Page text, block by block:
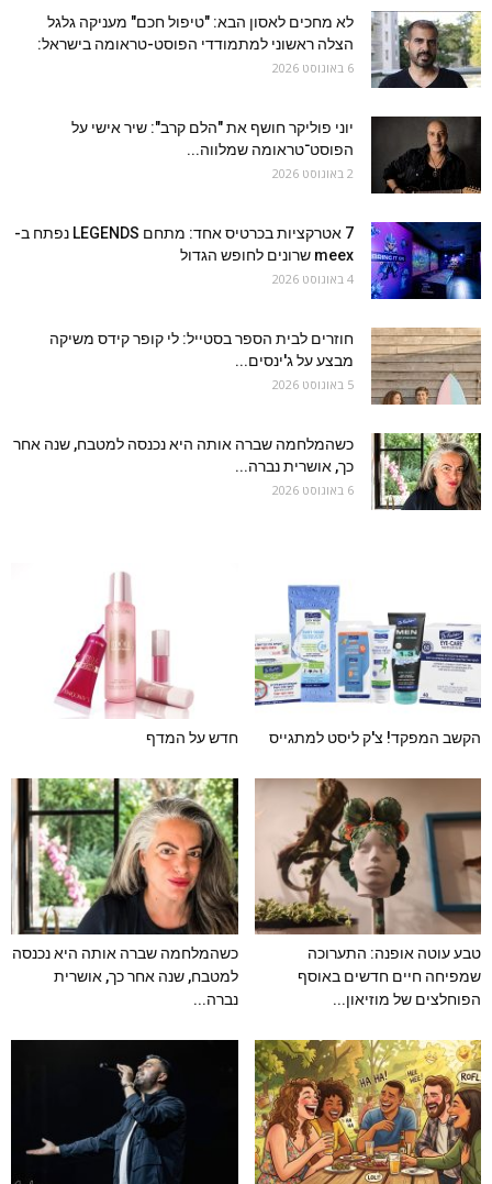
לא מחכים לאסון הבא: "טיפול חכם" מעניקה גלגל
הצלה ראשוני למתמודדי הפוסט-טראומה בישראל:
6 באוגוסט 2026
יוני פוליקר חושף את "הלם קרב": שיר אישי על
הפוסט־טראומה שמלווה...
2 באוגוסט 2026
7 אטרקציות בכרטיס אחד: מתחם LEGENDS נפתח ב-
meex שרונים לחופש הגדול
4 באוגוסט 2026
חוזרים לבית הספר בסטייל: לי קופר קידס משיקה
מבצע על ג'ינסים...
5 באוגוסט 2026
כשהמלחמה שברה אותה היא נכנסה למטבח, שנה אחר
כך, אושרית נברה...
6 באוגוסט 2026
הקשב המפקד! צ'ק ליסט למתגייס חדש על המדף
טבע עוטה אופנה: התערוכה
שמפיחה חיים חדשים באוסף
הפוחלצים של מוזיאון...
כשהמלחמה שברה אותה היא נכנסה
למטבח, שנה אחר כך, אושרית
נברה...